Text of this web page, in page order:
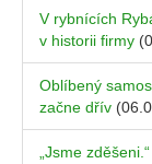
V rybnících
v historii firmy
Oblíbený
začne dřív
„Jsme